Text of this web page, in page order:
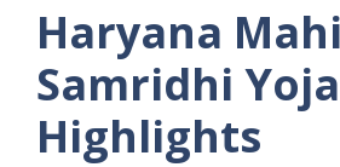
Haryana
Samridhi
Highlights